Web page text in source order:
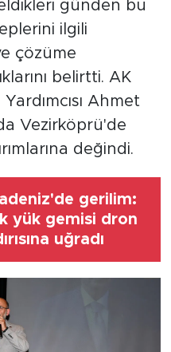
günden bu
ilgili
çözüme
belirtti. AK
Ahmet
Vezirköprü'de
değindi.
gerilim:
yük gemisi dron
uğradı